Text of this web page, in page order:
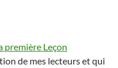
première Leçon
de mes lecteurs et qui